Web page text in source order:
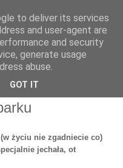
życiu nie zgadniecie co)
jechała, ot
to deliver its services
and user-agent are
and security
generate usage
abuse.
GOT IT